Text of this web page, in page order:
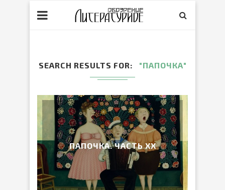
SEARCH RESULTS FOR "ПАПОЧКА"
ПАПОЧКА. ЧАСТЬ ХХ